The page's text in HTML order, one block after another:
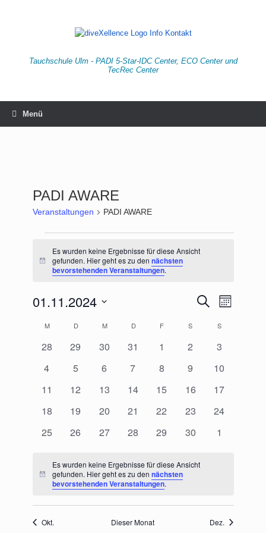
Tauchschule Ulm - PADI 5-Star-IDC Center, ECO Center und
TecRec Center
Menü
PADI AWARE
Veranstaltungen PADI AWARE
Hinweis
Es wurden keine Ergebnisse für diese Ansicht
gefunden. Hier geht es zu dennächsten
bevorstehenden Veranstaltungen.
Veranstaltungen
Suche
Navigation
Suche
Ansichten-
Monat
01.11.2024
wählen.
Kalender
Veranstaltungen
M MONTAG
DDIENSTAG
M MITTWOCH
DDONNERSTAG
FFREITAG
S SAMSTAG
SSONNTAG
0
28
0
29
0
30
0
31
0
1
0
2
0
3
0
4
0
5
0
6
0
7
0
8
0
9
0
10
0
11
0
12
0
13
0
14
0
15
0
16
0
17
0
18
0
19
0
20
0
21
0
22
0
23
0
24
0
25
0
26
0
27
0
28
0
29
0
30
0
1
Hinweis
Es wurden keine Ergebnisse für diese Ansicht
gefunden. Hier geht es zu dennächsten
bevorstehenden Veranstaltungen.
Okt. Dieser Monat Dez.